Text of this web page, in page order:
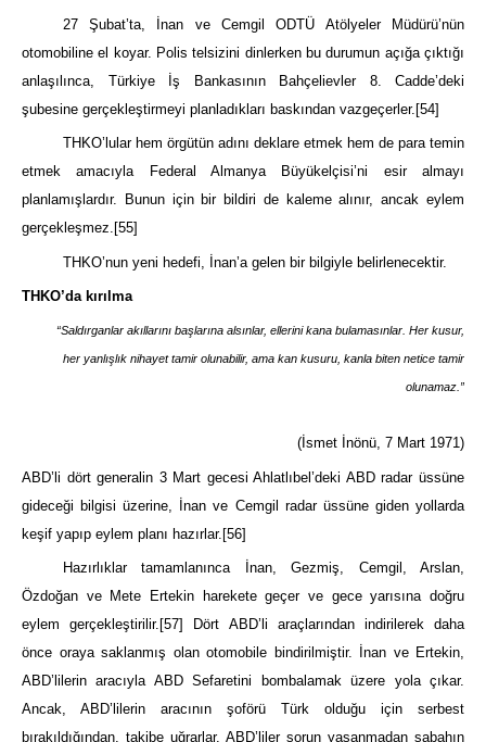
27 Şubat’ta, İnan ve Cemgil ODTÜ Atölyeler Müdürü’nün
otomobiline el koyar. Polis telsizini dinlerken bu durumun açığa çıktığı
anlaşılınca, Türkiye İş Bankasının Bahçelievler 8. Cadde’deki
şubesine gerçekleştirmeyi planladıkları baskından vazgeçerler. [54]
THKO’lular hem örgütün adını deklare etmek hem de para temin
etmek amacıyla Federal Almanya Büyükelçisi’ni esir almayı
planlamışlardır. Bunun için bir bildiri de kaleme alınır, ancak eylem
gerçekleşmez. [55]
THKO’nun yeni hedefi, İnan’a gelen bir bilgiyle belirlenecektir.
THKO’da kırılma
“Saldırganlar akıllarını başlarına alsınlar, ellerini kana bulamasınlar. Her kusur,
her yanlışlık nihayet tamir olunabilir, ama kan kusuru, kanla biten netice tamir
olunamaz.”
(İsmet İnönü, 7 Mart 1971)
ABD’li dört generalin 3 Mart gecesi Ahlatlıbel’deki ABD radar üssüne
gideceği bilgisi üzerine, İnan ve Cemgil radar üssüne giden yollarda
keşif yapıp eylem planı hazırlar. [56]
Hazırlıklar tamamlanınca İnan, Gezmiş, Cemgil, Arslan,
Özdoğan ve Mete Ertekin harekete geçer ve gece yarısına doğru
eylem gerçekleştirilir. [57]
Dört ABD’li araçlarından indirilerek daha
önce oraya saklanmış olan otomobile bindirilmiştir. İnan ve Ertekin,
ABD’lilerin aracıyla ABD Sefaretini bombalamak üzere yola çıkar.
Ancak, ABD’lilerin aracının şoförü Türk olduğu için serbest
bırakıldığından, takibe uğrarlar. ABD’liler sorun yaşanmadan sabahın